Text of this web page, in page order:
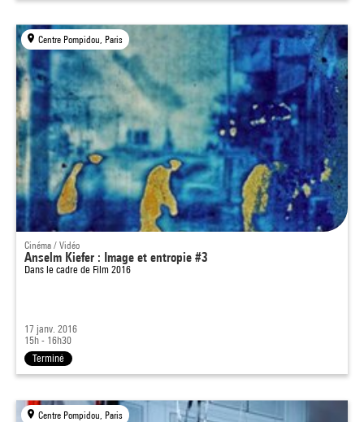
Centre Pompidou, Paris
Cinéma / Vidéo
Anselm Kiefer : Image et entropie #3
Dans le cadre de Film 2016
17 janv. 2016
15h - 16h30
Terminé
Centre Pompidou, Paris